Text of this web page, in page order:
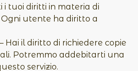
i tuoi diritti in materia di
utente ha diritto a
Hai il diritto di richiedere copie
Potremmo addebitarti una
servizio.